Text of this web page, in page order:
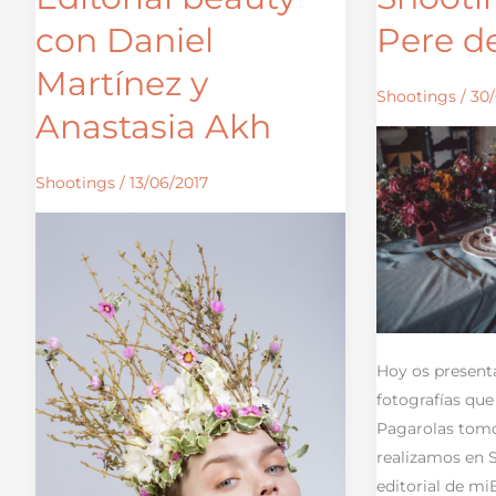
con Daniel
Martínez y
Anastasia Akh
Shootings / 13/06/2017
con
Daniel
y
Akh
Pere
Shootings/
Hoy os
fotografías que
Pagarolas
realizamos en
editorial de
Sant
de
Clarà